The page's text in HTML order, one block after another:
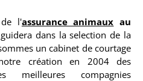
de l'assurance animaux au
dans la selection de la
un cabinet de courtage
création en 2004 des
meilleures compagnies